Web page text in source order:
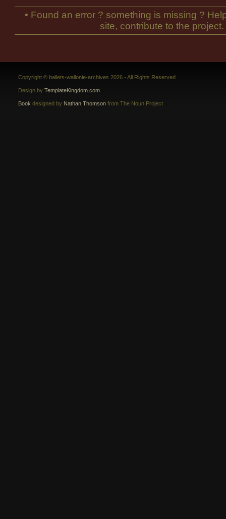
• Found an error ? something is missing ?
site, contribute to the project.
Copyright © ballets-wallonie-archives 2026 - All Rights Reserved
Design by TemplateKingdom.com
Book designed by Nathan Thomson from The Noun Project